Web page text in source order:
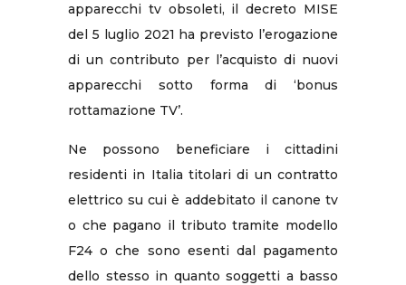
apparecchi tv obsoleti, il decreto MISE
del 5 luglio 2021 ha previsto l’erogazione
di un contributo per l’acquisto di nuovi
apparecchi sotto forma di ‘bonus
rottamazione TV’.
Ne possono beneficiare i cittadini
residenti in Italia titolari di un contratto
elettrico su cui è addebitato il canone tv
o che pagano il tributo tramite modello
F24 o che sono esenti dal pagamento
dello stesso in quanto soggetti a basso